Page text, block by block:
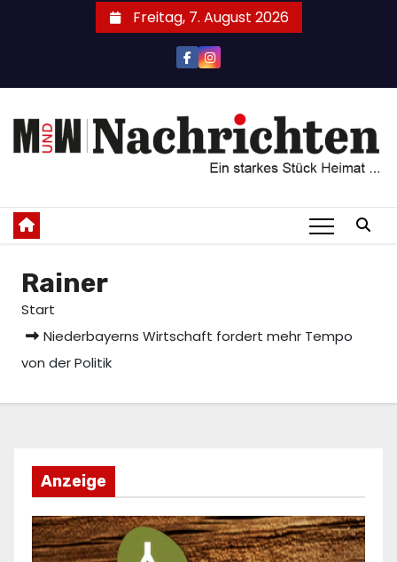
Freitag, 7. August 2026
Rainer
Start
Niederbayerns Wirtschaft fordert mehr Tempo
von der Politik
Anzeige